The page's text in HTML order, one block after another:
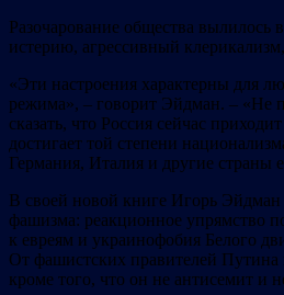
Разочарование общества вылилось
истерию, агрессивный
«Эти настроения характерны для
режима», – говорит Эйдман. – «Не
сказать, что Россия сейчас
достигает той степени
Германия, Италия и другие страны
В своей новой книге Игорь Эйдман
фашизма: реакционное упрямство
к евреям и украинофобия Белого
От фашистских правителей Путина
кроме того, что он не антисемит и